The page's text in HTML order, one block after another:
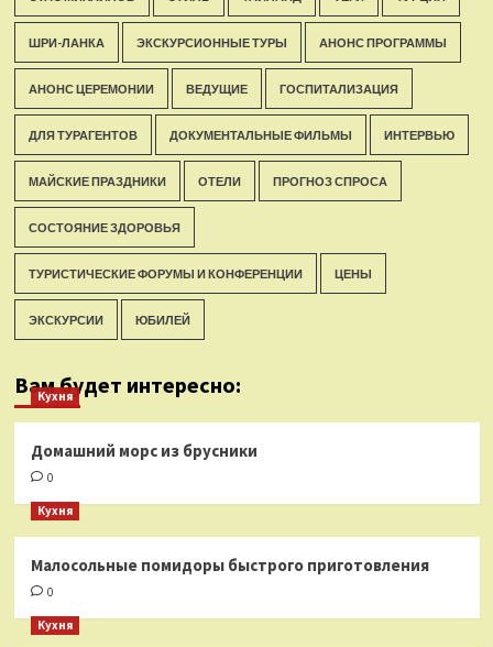
ШРИ-ЛАНКА ЭКСКУРСИОННЫЕ ТУРЫ АНОНС ПРОГРАММЫ
АНОНС ЦЕРЕМОНИИ ВЕДУЩИЕ ГОСПИТАЛИЗАЦИЯ
ДЛЯ ТУРАГЕНТОВ ДОКУМЕНТАЛЬНЫЕ ФИЛЬМЫ ИНТЕРВЬЮ
МАЙСКИЕ ПРАЗДНИКИ ОТЕЛИ ПРОГНОЗ СПРОСА
СОСТОЯНИЕ ЗДОРОВЬЯ
ТУРИСТИЧЕСКИЕ ФОРУМЫ И КОНФЕРЕНЦИИ ЦЕНЫ
ЭКСКУРСИИ ЮБИЛЕЙ
Вам будет интересно:
Кухня
Домашний морс из брусники
0
Кухня
Малосольные помидоры быстрого приготовления
0
Кухня